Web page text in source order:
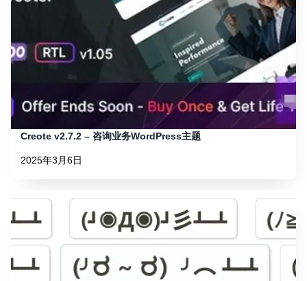
Creote v2.7.2 – 咨询业务WordPress主题
2025年3月6日